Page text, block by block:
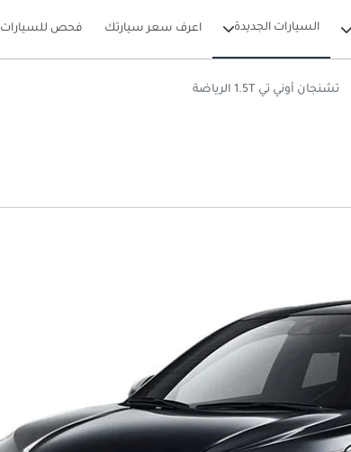
السيارات الجديدة اعرف سعر سيارتك فحص للسيارات
تشنجان أوني تي 1.5T الرياضة